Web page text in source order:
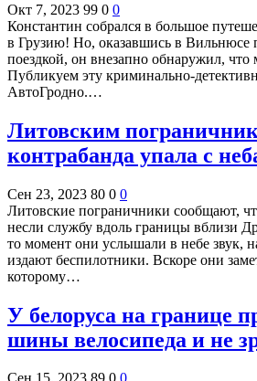
Окт 7, 2023 99 0 0
Константин собрался в большое
в Грузию! Но, оказавшись в Вильнюсе
поездкой, он внезапно обнаружил, что
Публикуем эту криминально-
АвтоГродно.…
Литовским
контрабанда упала с
Сен 23, 2023 80 0 0
Литовские пограничники сообщают,
несли службу вдоль границы вблизи
то момент они услышали в небе звук,
издают беспилотники. Вскоре они
которому…
У белоруса на границе
шины велосипеда и не